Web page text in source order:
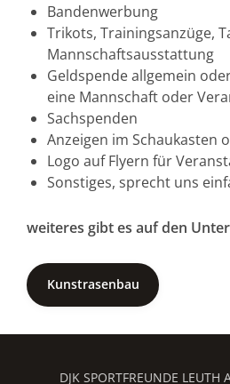
Bandenwerbung
Trikots, Trainingsanzüge,
Mannschaftsausstattung
Geldspende allgemein
eine Mannschaft oder
Sachspenden
Anzeigen im Schaukasten
Logo auf Flyern für
Sonstiges, sprecht uns
weiteres gibt es auf den
Kunstrasenbau
DJK SPORTFREUNDE LEUTH